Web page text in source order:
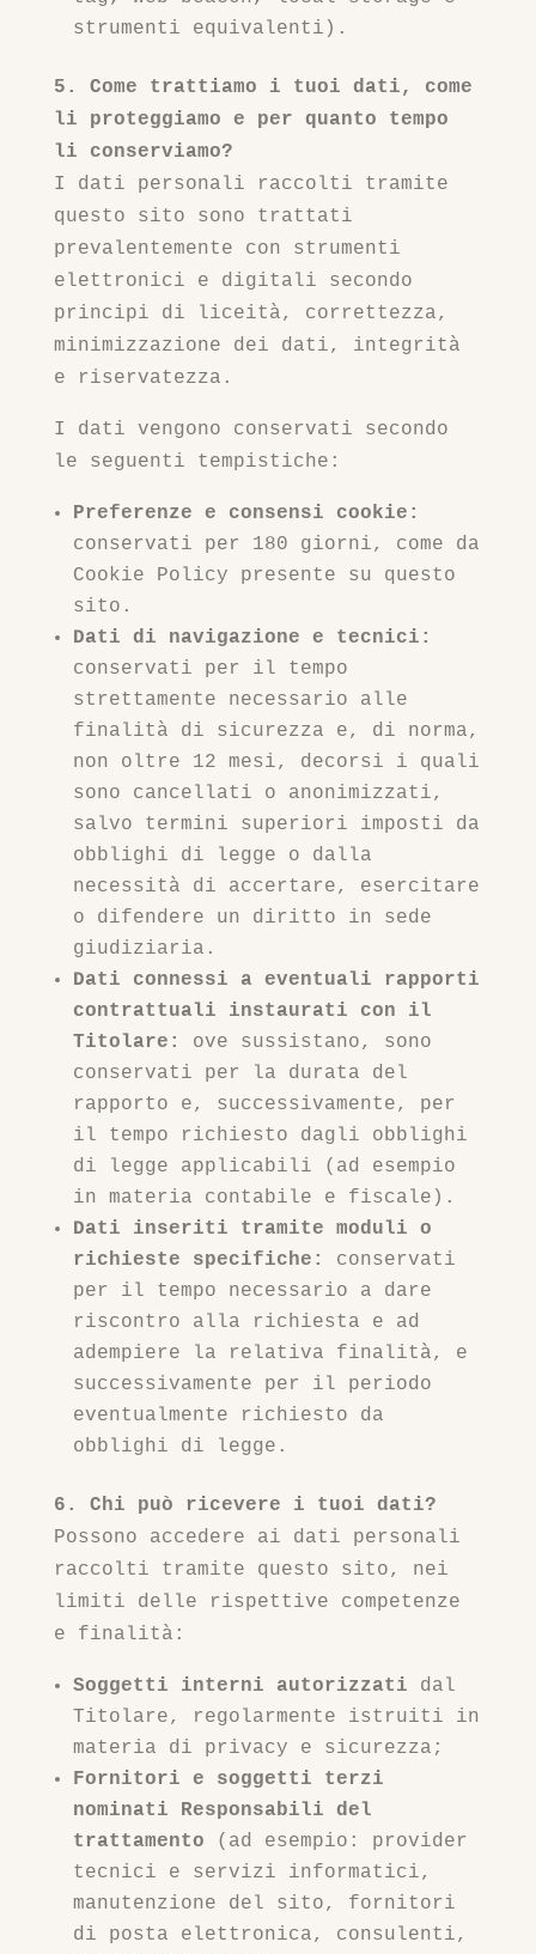
strumenti equivalenti).
5. Come trattiamo i tuoi dati, come
li proteggiamo e per quanto tempo
li conserviamo?
I dati personali raccolti tramite
questo sito sono trattati
prevalentemente con strumenti
elettronici e digitali secondo
principi di liceità, correttezza,
minimizzazione dei dati, integrità
e riservatezza.
I dati vengono conservati secondo
le seguenti tempistiche:
Preferenze e consensi cookie:
conservati per 180 giorni, come da
Cookie Policy presente su questo
sito.
Dati di navigazione e tecnici:
conservati per il tempo
strettamente necessario alle
finalità di sicurezza e, di norma,
non oltre 12 mesi, decorsi i quali
sono cancellati o anonimizzati,
salvo termini superiori imposti da
obblighi di legge o dalla
necessità di accertare, esercitare
o difendere un diritto in sede
giudiziaria.
Dati connessi a eventuali rapporti
contrattuali instaurati con il
Titolare:
ove sussistano, sono
conservati per la durata del
rapporto e, successivamente, per
il tempo richiesto dagli obblighi
di legge applicabili (ad esempio
in materia contabile e fiscale).
Dati inseriti tramite moduli o
richieste specifiche:
conservati
per il tempo necessario a dare
riscontro alla richiesta e ad
adempiere la relativa finalità, e
successivamente per il periodo
eventualmente richiesto da
obblighi di legge.
6. Chi può ricevere i tuoi dati?
Possono accedere ai dati personali
raccolti tramite questo sito, nei
limiti delle rispettive competenze
e finalità:
Soggetti interni autorizzati dal
Titolare, regolarmente istruiti in
materia di privacy e sicurezza;
Fornitori e soggetti terzi
nominati Responsabili del
trattamento (ad esempio: provider
tecnici e servizi informatici,
manutenzione del sito, fornitori
di posta elettronica, consulenti,